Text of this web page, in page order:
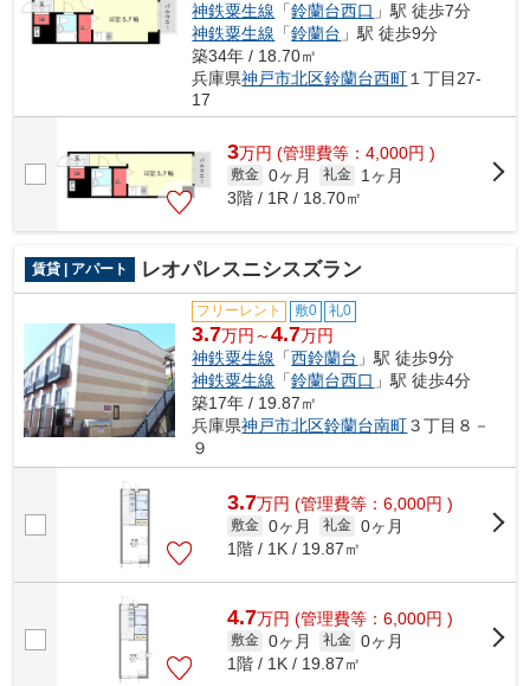
神鉄粟生線 「鈴蘭台西口 」駅 徒歩7分
神鉄粟生線 「鈴蘭台 」駅 徒歩9分
築34年 / 18.70㎡
兵庫県神戸市北区鈴蘭台西町１丁目27-
17
3万円 (管理費等：4,000円 )
敷金 0ヶ月 礼金
1ヶ月
3階 / 1R / 18.70㎡
賃貸 | アパート レオパレスニシスズラン
フリーレント 敷0 礼0
3.7万円～4.7万円
神鉄粟生線 「西鈴蘭台 」駅 徒歩9分
神鉄粟生線 「鈴蘭台西口 」駅 徒歩4分
築17年 / 19.87㎡
兵庫県神戸市北区鈴蘭台南町３丁目８－
９
3.7万円 (管理費等：6,000円 )
敷金 0ヶ月 礼金 0ヶ月
1階 / 1K / 19.87㎡
4.7万円 (管理費等：6,000円 )
敷金 0ヶ月 礼金 0ヶ月
1階 / 1K / 19.87㎡